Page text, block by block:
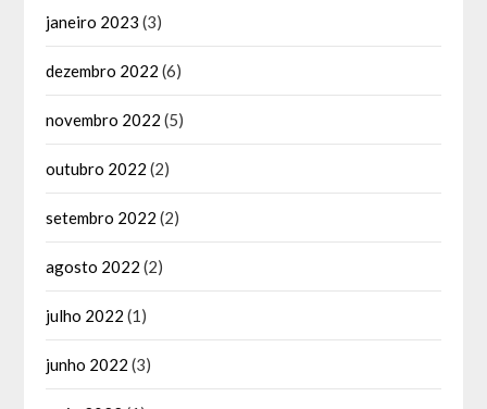
janeiro 2023 (3)
dezembro 2022 (6)
novembro 2022 (5)
outubro 2022 (2)
setembro 2022 (2)
agosto 2022 (2)
julho 2022 (1)
junho 2022 (3)